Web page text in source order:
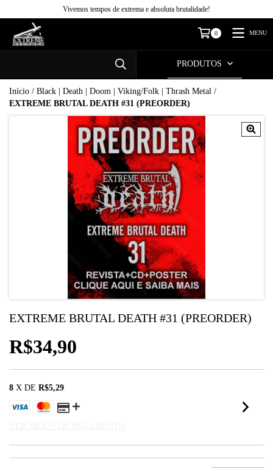
Vivemos tempos de extrema e absoluta brutalidade!
0 MENU
PRODUTOS
Início / Black | Death | Doom | Viking/Folk | Thrash Metal /
EXTREME BRUTAL DEATH #31 (PREORDER)
EXTREME BRUTAL DEATH #31 (PREORDER)
R$34,90
8 X DE R$5,29